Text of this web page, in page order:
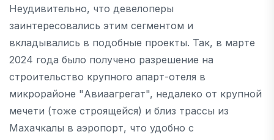
Неудивительно, что девелоперы
заинтересовались этим сегментом и
вкладывались в подобные проекты. Так, в марте
2024 года было получено разрешение на
строительство крупного апарт-отеля в
микрорайоне "Авиаагрегат", недалеко от крупной
мечети (тоже строящейся) и близ трассы из
Махачкалы в аэропорт, что удобно с